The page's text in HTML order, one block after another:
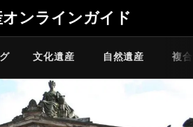
ンラインガイド
文化遺産 自然遺産 複